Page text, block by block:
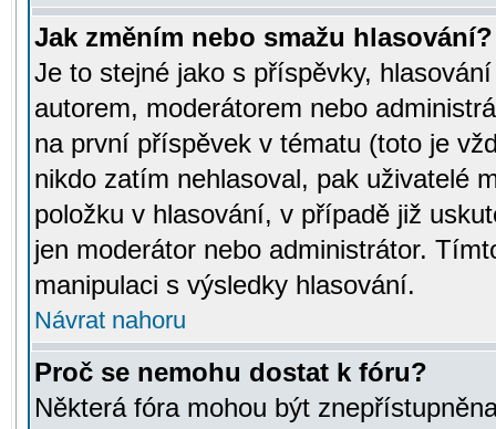
Jak změním nebo smažu hlasování?
Je to stejné jako s příspěvky,
autorem, moderátorem nebo
na první příspěvek v tématu (toto je
nikdo zatím nehlasoval, pak uživatelé
položku v hlasování, v případě již
jen moderátor nebo administrátor.
manipulaci s výsledky hlasování.
Návrat nahoru
Proč se nemohu dostat k fóru?
Některá fóra mohou být